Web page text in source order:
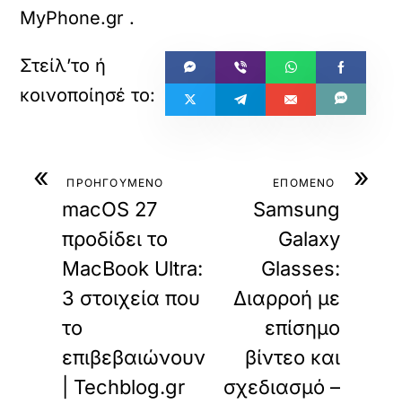
MyPhone.gr .
« ΠΡΟΗΓΟΥΜΕΝΟ
macOS 27
προδίδει το
MacBook Ultra:
3 στοιχεία που
το
επιβεβαιώνουν
| Techblog.gr
»
ΕΠΟΜΕΝΟ
Samsung
Galaxy
Glasses:
Διαρροή με
επίσημο
βίντεο και
σχεδιασμό –